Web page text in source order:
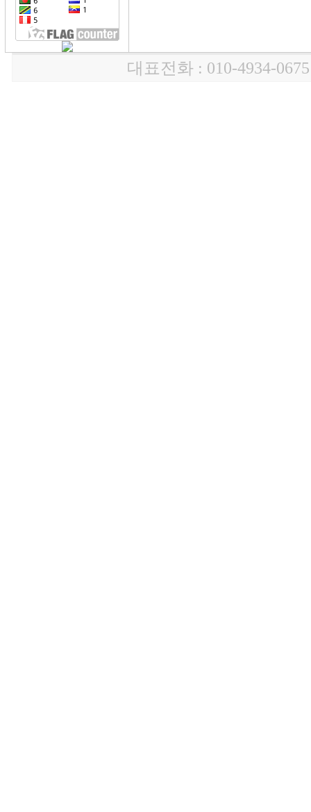
대표전화 : 010-4934-